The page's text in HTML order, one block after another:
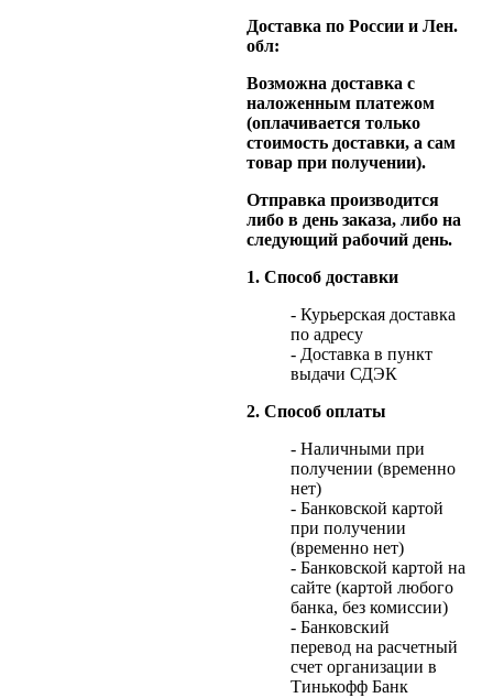
Доставка по России и Лен.
обл:
Возможна доставка с
наложенным платежом
(оплачивается только
стоимость доставки, а сам
товар при получении).
Отправка производится
либо в день заказа, либо на
следующий рабочий день.
1. Способ доставки
- Курьерская доставка
по адресу
- Доставка в пункт
выдачи СДЭК
2. Способ оплаты
- Наличными при
получении (временно
нет)
- Банковской картой
при получении
(временно нет)
- Банковской картой на
сайте (картой любого
банка, без комиссии)
- Банковский
перевод на расчетный
счет организации в
Тинькофф Банк